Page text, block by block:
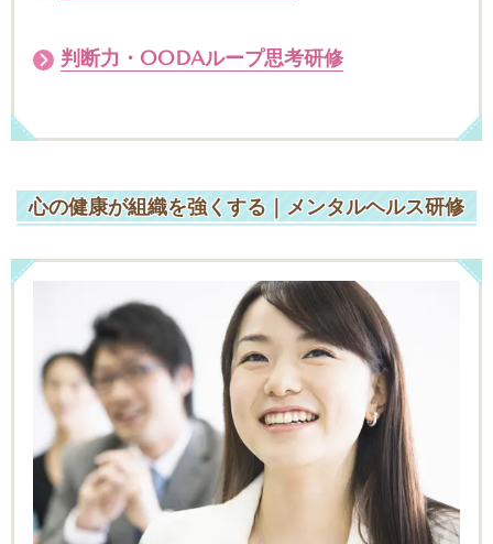
判断力・OODAループ思考研修
心の健康が組織を強くする｜メンタルヘルス研修